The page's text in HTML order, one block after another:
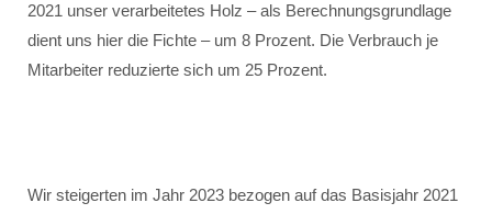
2021 unser verarbeitetes Holz – als Berechnungsgrundlage
dient uns hier die Fichte – um 8 Prozent. Die Verbrauch je
Mitarbeiter reduzierte sich um 25 Prozent.
Wir steigerten im Jahr 2023 bezogen auf das Basisjahr 2021